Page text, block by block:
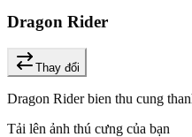
Dragon Rider
Thay đổi
Dragon Rider bien thu cung
Tải lên ảnh thú cưng của bạn